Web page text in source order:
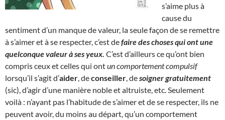
s’aime plus à
cause du
sentiment d’un manque de valeur, la seule façon de se remettre
à s’aimer et à se respecter, c’est defaire des choses qui ont une
quelconque valeur à ses yeux. C’est d’ailleurs ce qu’ont bien
compris ceux et celles qui ontun comportement compulsif
lorsqu’il s’agit d’aider , deconseiller , desoigner gratuitement
(sic), d’agir d’une manière noble et altruiste, etc. Seulement
voilà : n’ayant pas l’habitude de s’aimer et de se respecter, ils ne
peuvent avoir, du moins au départ, qu’un comportement